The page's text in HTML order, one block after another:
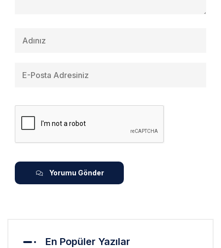
Yorumu Gönder
En Popüler Yazılar